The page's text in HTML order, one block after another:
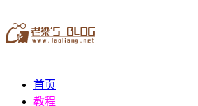
首页
教程